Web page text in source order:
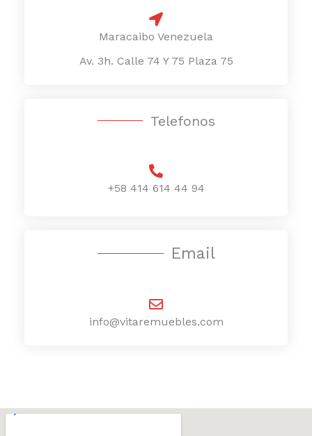
Maracaibo Venezuela
Av. 3h. Calle 74 Y 75 Plaza 75
Telefonos
+58 414 614 44 94
Email
info@vitaremuebles.com